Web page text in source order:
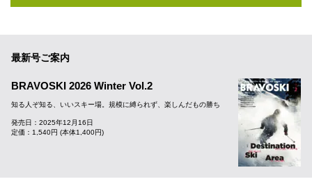
最新号ご案内
BRAVOSKI 2026 Winter Vol.2
知る人ぞ知る、いいスキー場。規模に縛られず、楽しんだもの勝ち
発売日：2025年12月16日
定価：1,540円 (本体1,400円)